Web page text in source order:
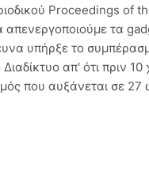
Proceedings of
τα
υπήρξε το
απ' ότι πριν
που αυξάνεται σε 27